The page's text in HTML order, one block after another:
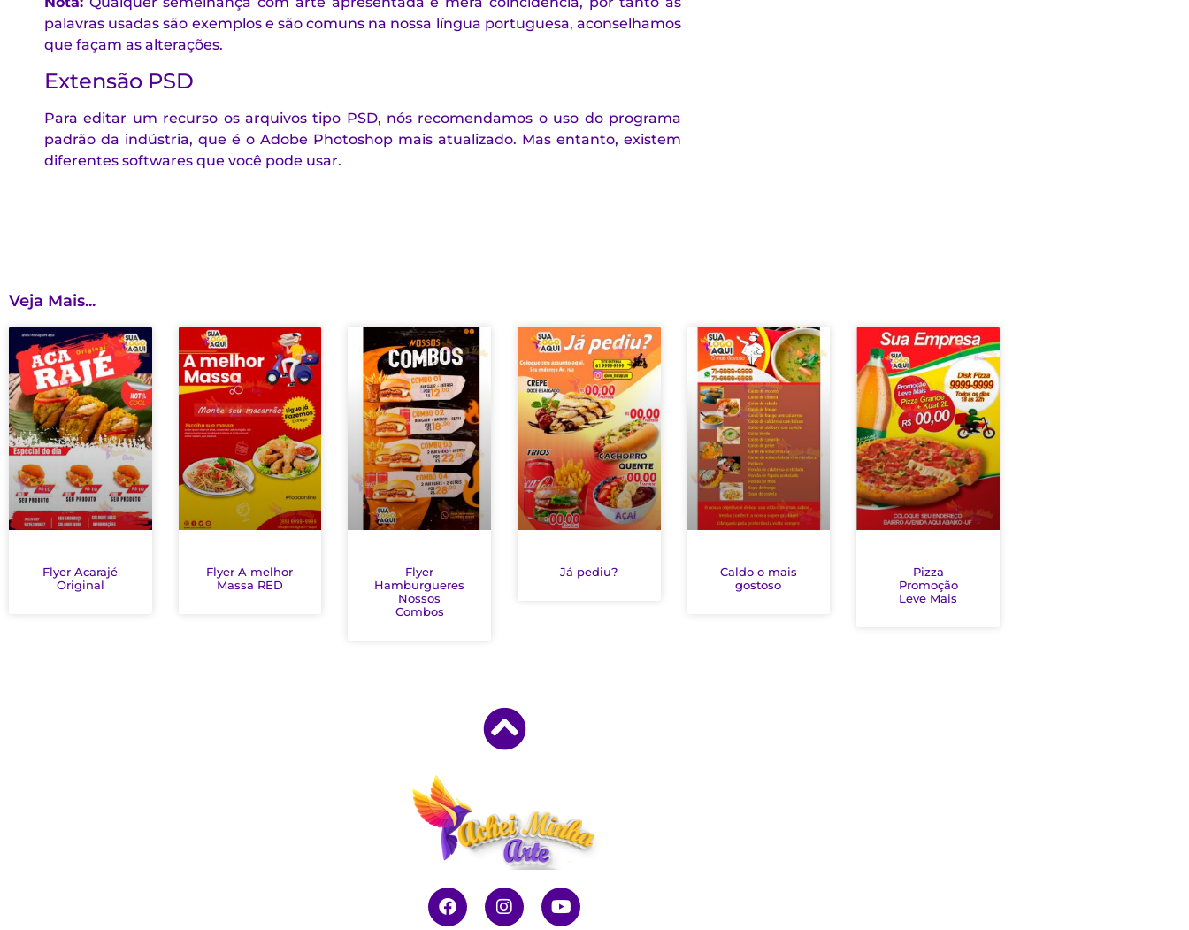
palavras usadas são exemplos e são comuns na nossa língua portuguesa, aconselhamos
que façam as alterações.
Extensão PSD
Para editar um recurso os arquivos tipo PSD, nós recomendamos o uso do programa
padrão da indústria, que é o Adobe Photoshop mais atualizado. Mas entanto, existem
diferentes softwares que você pode usar.
Veja Mais...
Flyer Acarajé
Original
Flyer A melhor
Massa RED
Flyer
Hamburgueres
Nossos
Combos
Já pediu?
Caldo o mais
gostoso
Pizza
Promoção
Leve Mais